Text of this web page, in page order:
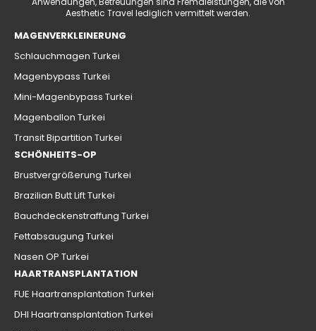
Aesthetic Travel lediglich vermittelt werden.
MAGENVERKLEINERUNG
Schlauchmagen Turkei
Magenbypass Turkei
Mini-Magenbypass Turkei
Magenballon Turkei
Transit Bipartition Turkei
SCHÖNHEITS-OP
Brustvergrößerung Turkei
Brazilian Butt Lift Turkei
Bauchdeckenstraffung Turkei
Fettabsaugung Turkei
Nasen OP Turkei
HAARTRANSPLANTATION
FUE Haartransplantation Turkei
DHI Haartransplantation Turkei